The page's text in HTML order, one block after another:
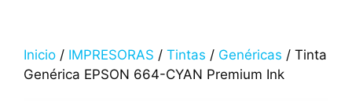
Inicio / IMPRESORAS / Tintas / Genéricas / Tinta
Genérica EPSON 664-CYAN Premium Ink